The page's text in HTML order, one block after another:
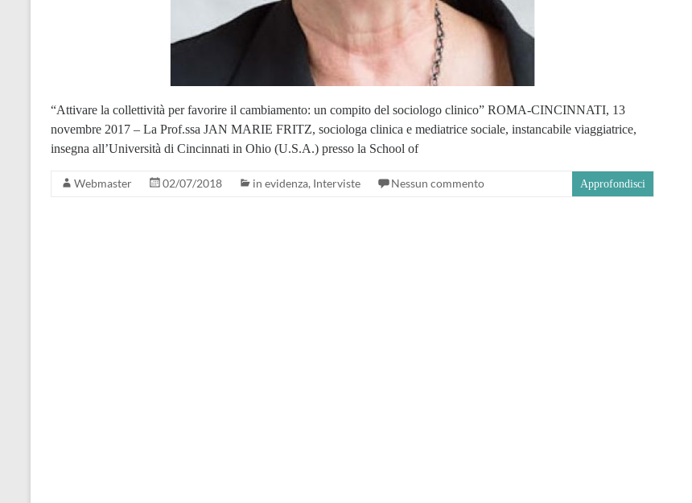
“Attivare la collettività per favorire il cambiamento: un compito del sociologo clinico” ROMA-CINCINNATI, 13
novembre 2017 – La Prof.ssa JAN MARIE FRITZ, sociologa clinica e mediatrice sociale, instancabile viaggiatrice,
insegna all’Università di Cincinnati in Ohio (U.S.A.) presso la School of
Webmaster 02/07/2018 in evidenza, Interviste Nessun commento Approfondisci